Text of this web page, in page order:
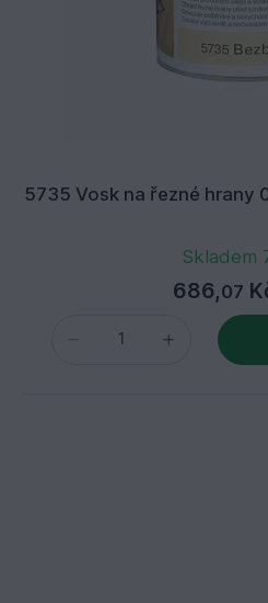
5735 Vosk na řezné hrany
Skladem
686,07